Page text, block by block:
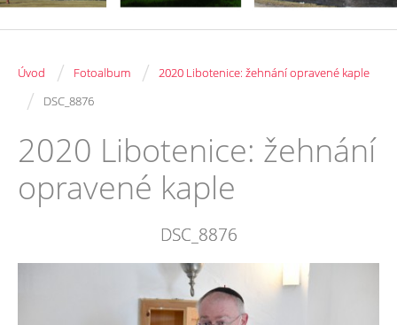
Úvod / Fotoalbum / 2020 Libotenice: žehnání opravené kaple
/ DSC_8876
2020 Libotenice: žehnání
opravené kaple
DSC_8876